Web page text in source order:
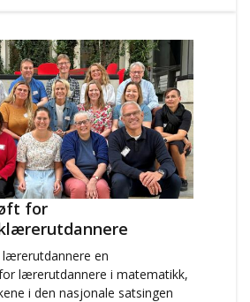
for
en
lærerutdannere i matematikk,
i den nasjonale satsingen